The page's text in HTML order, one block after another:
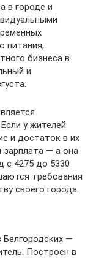
в городе и
питания,
бизнеса в
и
у жителей
и достаток в их
— а она
с 4275 до 5330
требования
своего города.
—
Построен в